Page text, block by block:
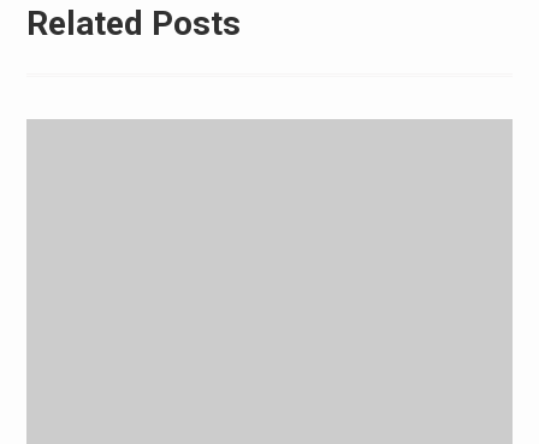
Related Posts